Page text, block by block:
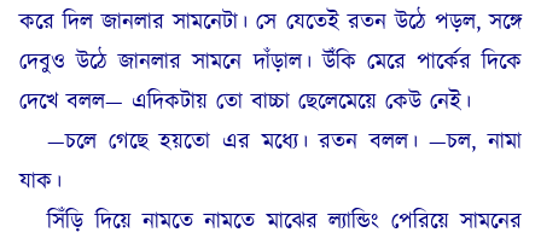
করে দিল জানলার সামনেটা। সে যেতেই রতন উঠে পড়ল, সঙ্গে
দেবুও উঠে জানলার সামনে দাঁড়াল। উঁকি মেরে পার্কের দিকে
দেখে বলল— এদিকটায় তো বাচ্চা ছেলেমেয়ে কেউ নেই।
—চলে গেছে হয়তো এর মধ্যে। রতন বলল। —চল, নামা
যাক।
সিঁড়ি দিয়ে নামতে নামতে মাঝের ল্যান্ডিং পেরিয়ে সামনের